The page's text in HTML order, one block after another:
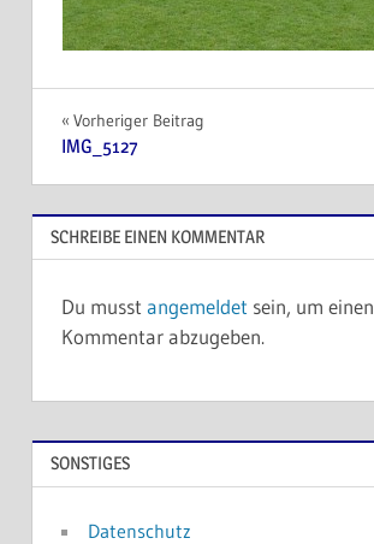
Beitragsnavigation
Vorheriger Beitrag
IMG_5127
SCHREIBE EINEN KOMMENTAR
Du musst angemeldet sein, um einen
Kommentar abzugeben.
SONSTIGES
Datenschutz